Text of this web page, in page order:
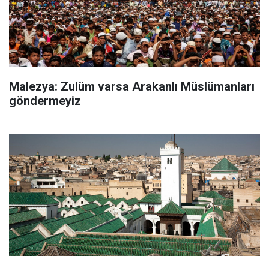
Malezya: Zulüm varsa Arakanlı Müslümanları
göndermeyiz